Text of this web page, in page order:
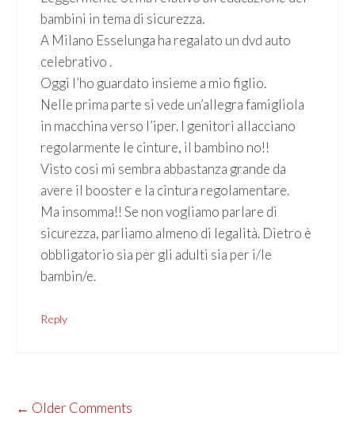
bambini in tema di sicurezza.
A Milano Esselunga ha regalato un dvd auto
celebrativo .
Oggi l’ho guardato insieme a mio figlio.
Nelle prima parte si vede un’allegra famigliola
in macchina verso l’iper. I genitori allacciano
regolarmente le cinture, il bambino no!!
Visto così mi sembra abbastanza grande da
avere il booster e la cintura regolamentare.
Ma insomma!! Se non vogliamo parlare di
sicurezza, parliamo almeno di legalità. Dietro è
obbligatorio sia per gli adulti sia per i/le
bambin/e.
Reply
COMMENT
← Older Comments